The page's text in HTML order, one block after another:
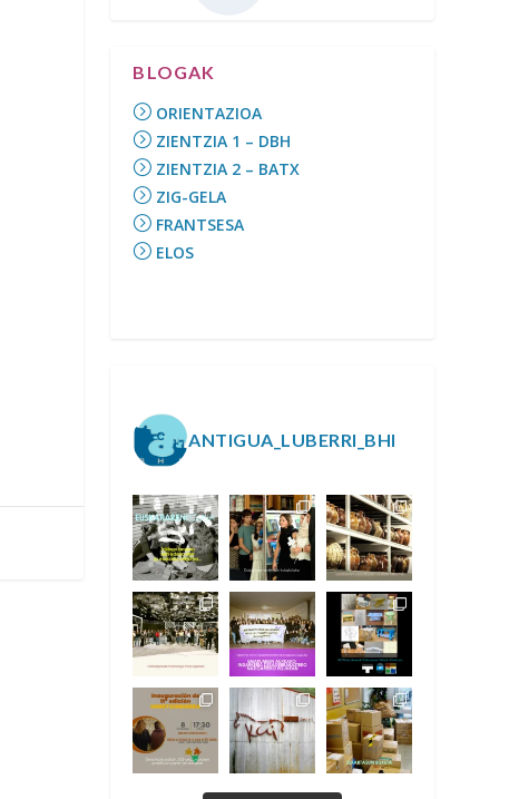
BLOGAK
ORIENTAZIOA
ZIENTZIA 1 – DBH
ZIENTZIA 2 – BATX
ZIG-GELA
FRANTSESA
ELOS
ANTIGUA_LUBERRI_BHI